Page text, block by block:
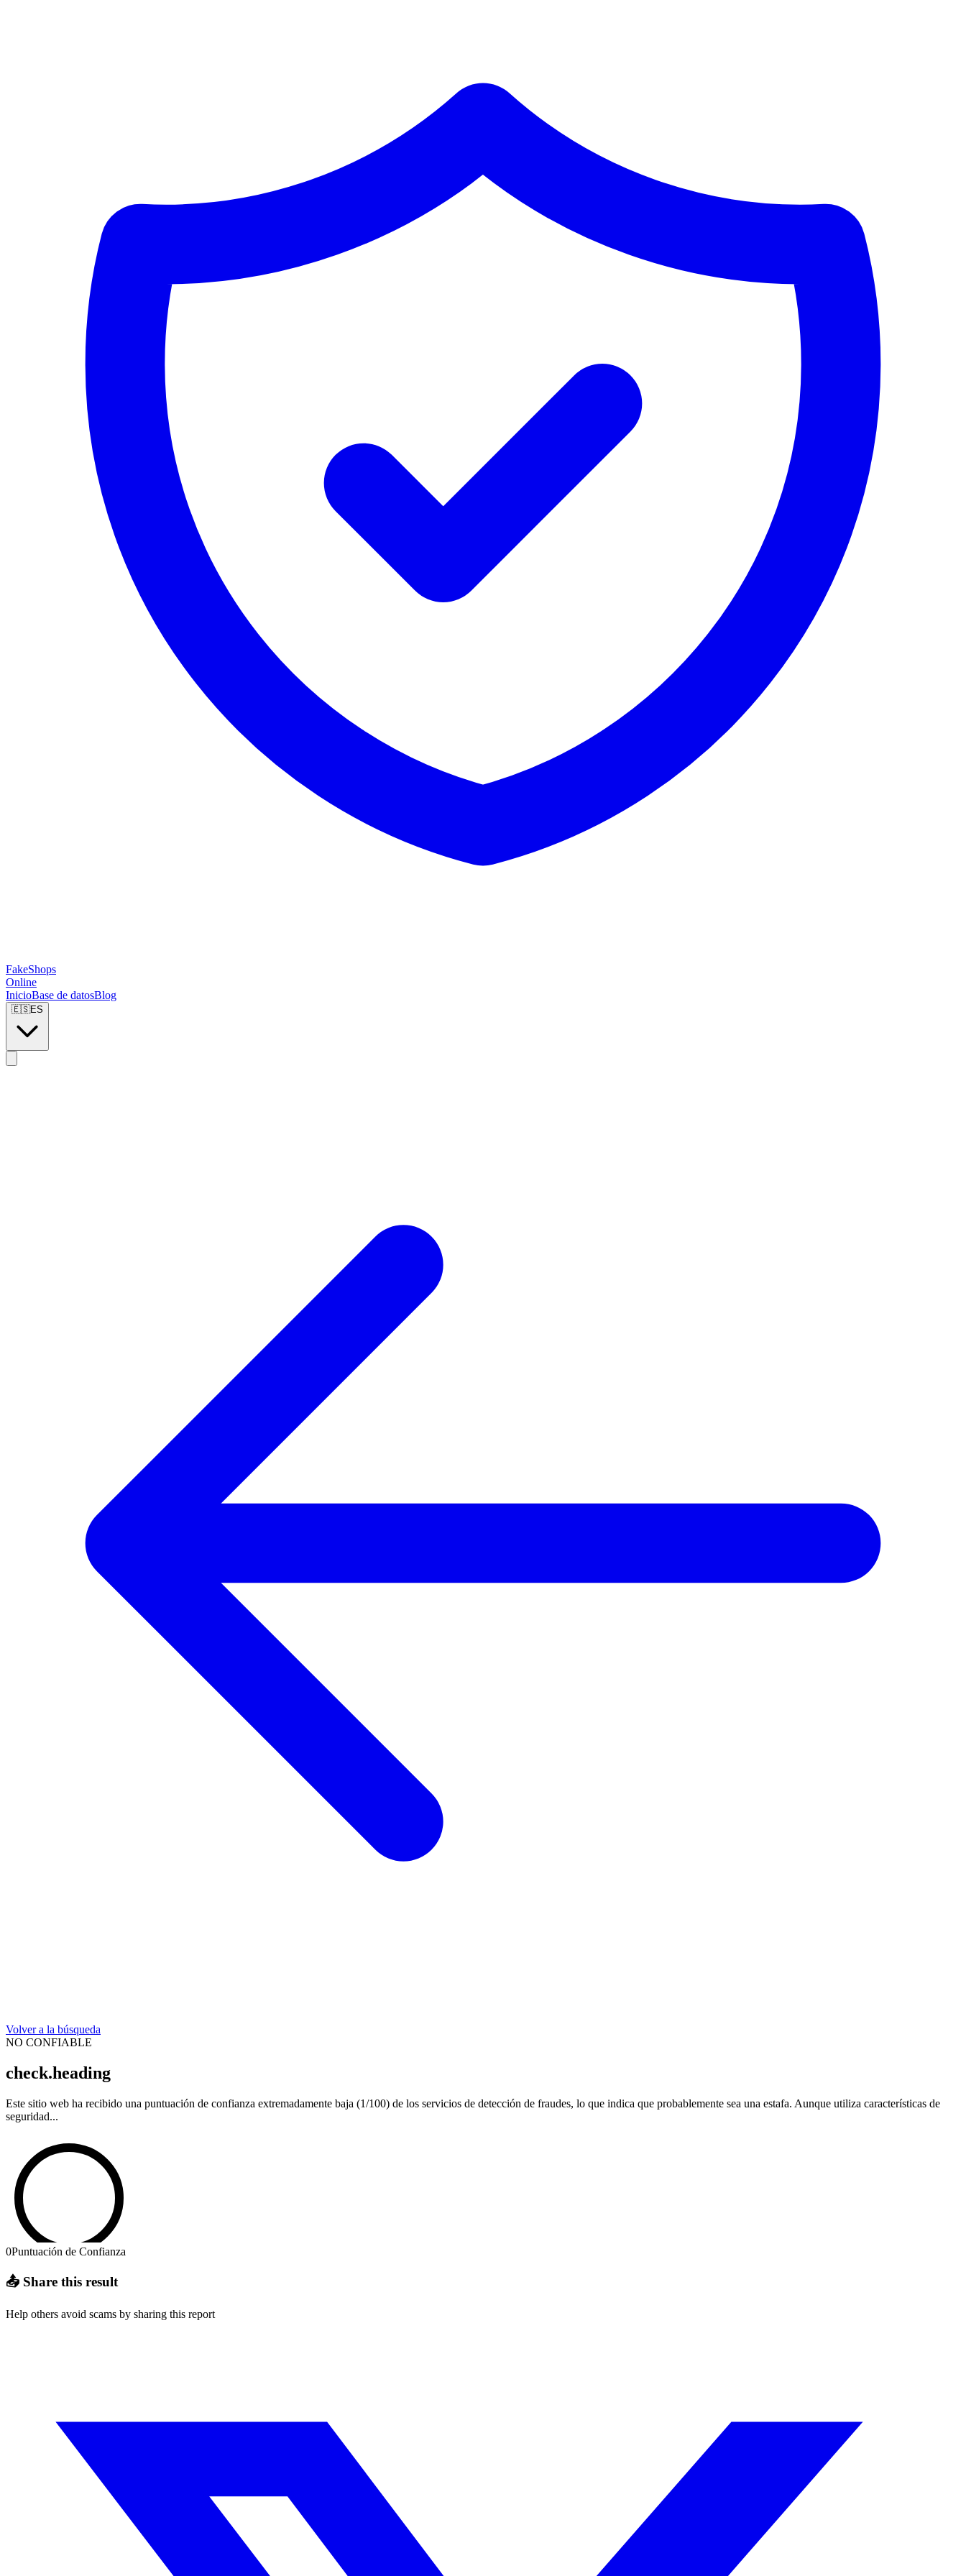
FakeShops
Online
InicioBase de datosBlog
🇪🇸ES
Volver a la búsqueda
NO CONFIABLE
check.heading
Este sitio web ha recibido una puntuación de confianza extremadamente baja (1/100) de los servicios de detección de fraudes, lo que indica que probablemente sea una estafa. Aunque utiliza características de
seguridad...
0Puntuación de Confianza
📤 Share this result
Help others avoid scams by sharing this report